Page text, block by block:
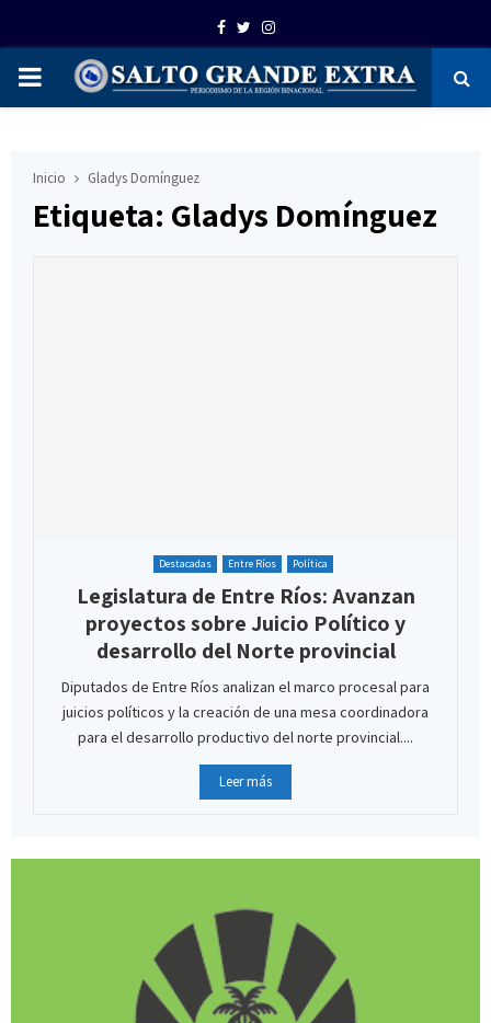
Facebook
TwitterInstagram
PRIMARY
Inicio Gladys Domínguez
Etiqueta: Gladys Domínguez
Destacadas Entre Ríos Política
Legislatura de Entre Ríos: Avanzan
proyectos sobre Juicio Político y
desarrollo del Norte provincial
Diputados de Entre Ríos analizan el marco procesal para
juicios políticos y la creación de una mesa coordinadora
para el desarrollo productivo del norte provincial....
Leer más